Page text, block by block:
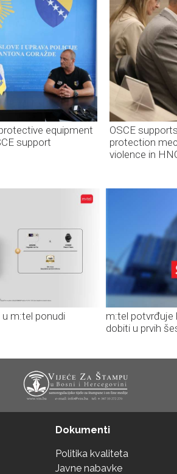
equipment
support
OSCE
protection
violence in
m:tel ponudi
m:tel potvrđuje
dobiti u prvih
Dokumenti
Politika kvaliteta
Javne nabavke